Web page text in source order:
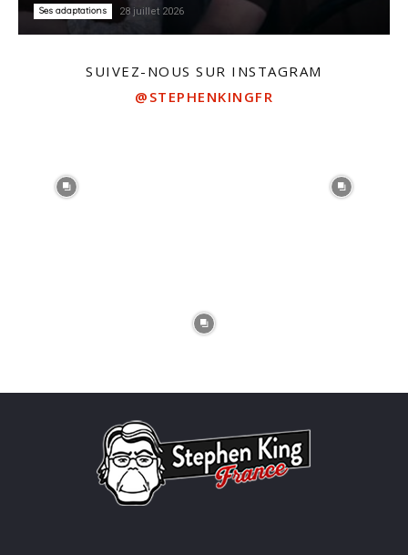
Ses adaptations 28 juillet 2026
SUIVEZ-NOUS SUR INSTAGRAM
@STEPHENKINGFR